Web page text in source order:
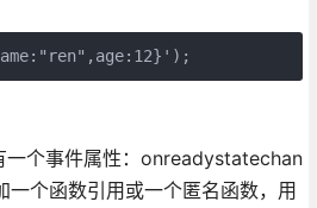
个事件属性：onreadystatechan
一个函数引用或一个匿名函数，用